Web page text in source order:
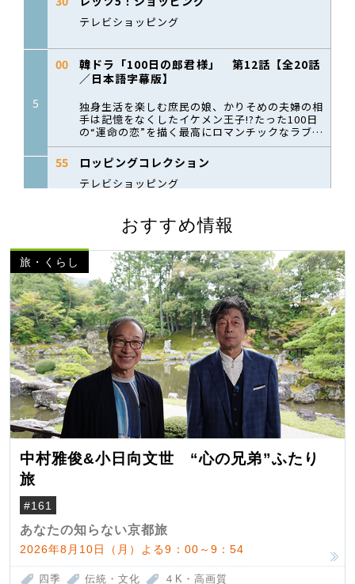
おすすめ情報
旅・くらし
中村雅俊&小日向文世 “心の兄弟”ふたり
旅
#161
あなたの知らない京都旅
2026年8月10日（月）よる9：00～9：54
四季 伝統・文化 ４K・高画質